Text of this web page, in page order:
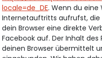
locale=de_DE. Wenn du eine
Internetauftritts aufrufst, die
dein Browser eine direkte
Facebook auf. Der Inhalt des
deinen Browser übermittelt